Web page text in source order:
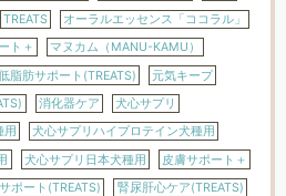
TREATS
オーラルエッセンス「ココラル」
ト＋
マヌカム（MANU-KAMU）
脂肪サポート(TREATS)
元気キープ
消化器ケア
犬心サプリ
用
犬心サプリハイプロテイン犬種用
犬心サプリ日本犬種用
皮膚サポート＋
ポート(TREATS) 腎尿肝心ケア(TREATS)